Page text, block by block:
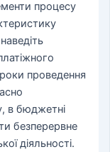
процесу
проведення
в бюджетні
безперервне
діяльності.